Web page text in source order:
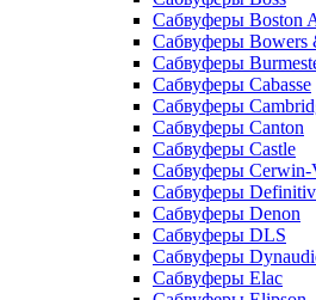
Сабвуферы Boston
Сабвуферы Bowers
Сабвуферы
Сабвуферы Cabasse
Сабвуферы
Сабвуферы Canton
Сабвуферы Castle
Сабвуферы Cerwin-
Сабвуферы
Сабвуферы Denon
Сабвуферы DLS
Сабвуферы
Сабвуферы Elac